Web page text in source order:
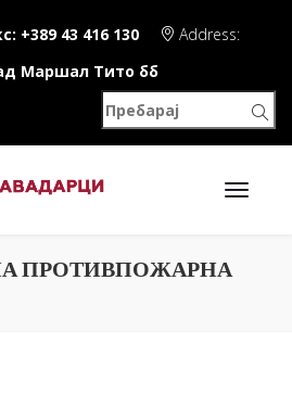
+389 43 416 130
Address:
Маршал Тито бб
ПРОТИВПОЖАРНА